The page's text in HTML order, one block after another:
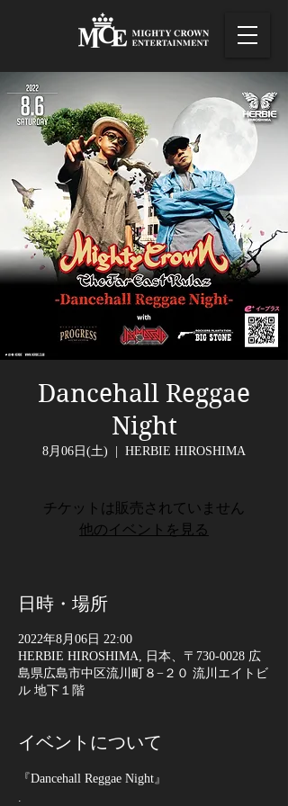
Dancehall Reggae
Night
8月06日(土) HERBIE HIROSHIMA
チケットは販売されていません
他のイベントを見る
日時・場所
2022年8月06日 22:00
HERBIE HIROSHIMA, 日本、〒730-0028 広
島県広島市中区流川町８−２０ 流川エイトビ
ル 地下１階
イベントについて
『Dancehall Reggae Night』
.